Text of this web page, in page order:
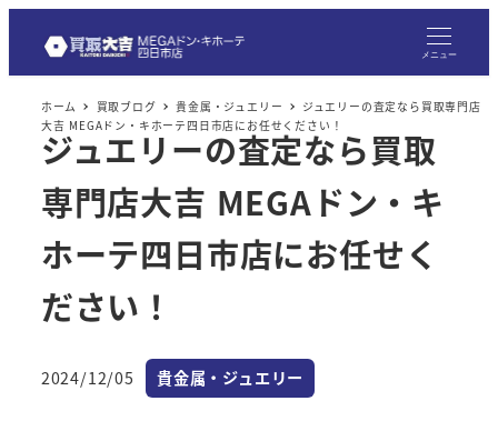
メニュー
ホーム 買取ブログ 貴金属・ジュエリー
ジュエリーの査定なら買取専門店
大吉 MEGAドン・キホーテ四日市店にお任せください！
ジュエリーの査定なら買取
専門店大吉 MEGAドン・キ
ホーテ四日市店にお任せく
ださい！
投稿日
2024/12/05 カテゴリー
貴金属・ジュエリー